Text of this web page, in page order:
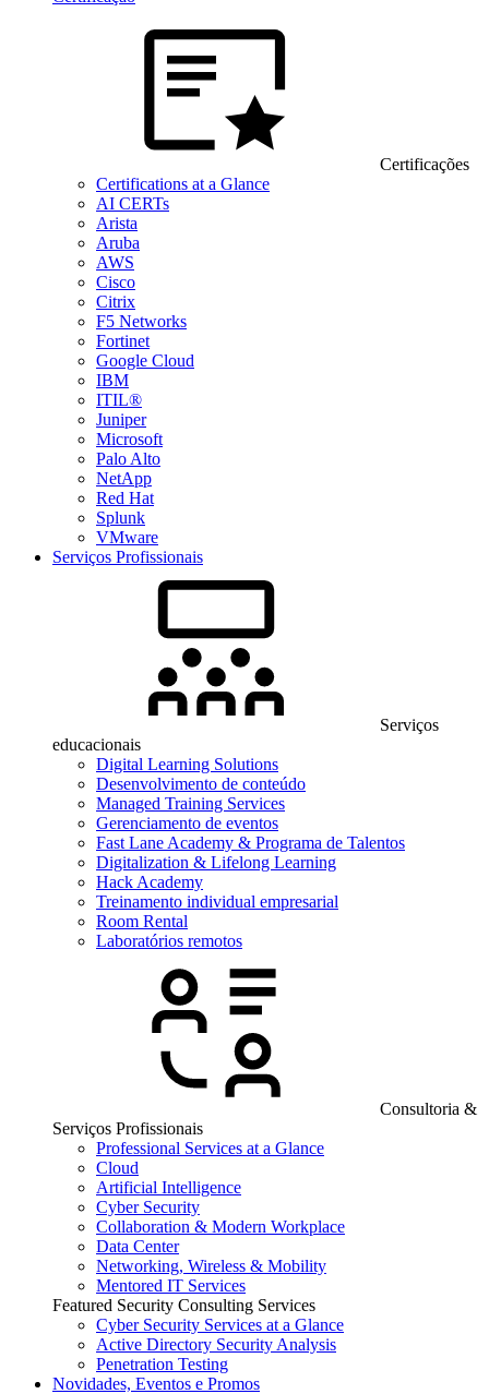
Certificações
Certifications at a Glance
AI CERTs
Arista
Aruba
AWS
Cisco
Citrix
F5 Networks
Fortinet
Google Cloud
IBM
ITIL®
Juniper
Microsoft
Palo Alto
NetApp
Red Hat
Splunk
VMware
Serviços Profissionais
Serviços
educacionais
Digital Learning Solutions
Desenvolvimento de conteúdo
Managed Training Services
Gerenciamento de eventos
Fast Lane Academy & Programa de Talentos
Digitalization & Lifelong Learning
Hack Academy
Treinamento individual empresarial
Room Rental
Laboratórios remotos
Consultoria &
Serviços Profissionais
Professional Services at a Glance
Cloud
Artificial Intelligence
Cyber Security
Collaboration & Modern Workplace
Data Center
Networking, Wireless & Mobility
Mentored IT Services
Featured Security Consulting Services
Cyber Security Services at a Glance
Active Directory Security Analysis
Penetration Testing
Novidades, Eventos e Promos